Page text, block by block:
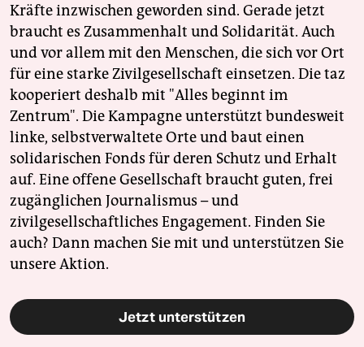
Kräfte inzwischen geworden sind. Gerade jetzt
braucht es Zusammenhalt und Solidarität. Auch
und vor allem mit den Menschen, die sich vor Ort
für eine starke Zivilgesellschaft einsetzen. Die taz
kooperiert deshalb mit "Alles beginnt im
Zentrum". Die Kampagne unterstützt bundesweit
linke, selbstverwaltete Orte und baut einen
solidarischen Fonds für deren Schutz und Erhalt
auf. Eine offene Gesellschaft braucht guten, frei
zugänglichen Journalismus – und
zivilgesellschaftliches Engagement. Finden Sie
auch? Dann machen Sie mit und unterstützen Sie
unsere Aktion.
Jetzt unterstützen